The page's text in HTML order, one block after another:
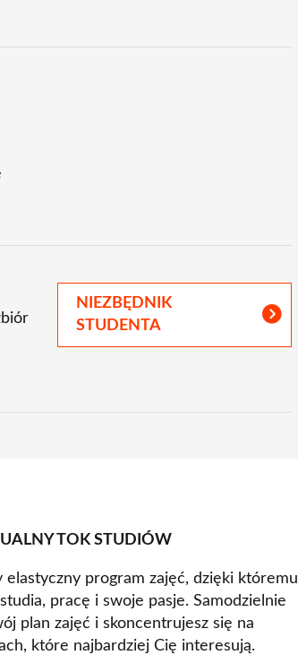
NIEZBĘDNIK
STUDENTA
TOK STUDIÓW
elastyczny program zajęć, dzięki któremu
studia, pracę i swoje pasje. Samodzielnie
plan zajęć i skoncentrujesz się na
które najbardziej Cię interesują.